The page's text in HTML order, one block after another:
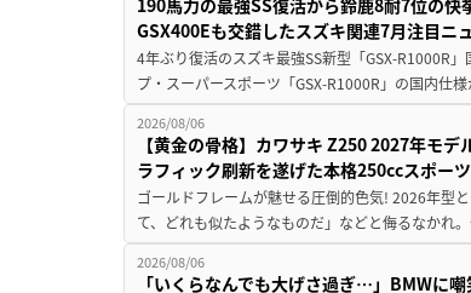
190馬力の最強SS復活から鈴鹿8耐7位の
GSX400Eも交錯したスズキ関連7月注目ニ
4年ぶり復活のスズキ最強SS新型「GSX-R1000R
プ・スーパースポーツ「GSX-R1000R」の国内仕
2026/08/06
【黄金の骨格】カワサキ Z250 2027年モ
ラフィック刷新を遂げた本格250ccスポー
ゴールドフレームが魅せる圧倒的色気! 2026年型
て、どれも似たようなものだ」などと侮るなか
2026/08/06
「いくらなんでも大げさ過ぎ…」BMWに